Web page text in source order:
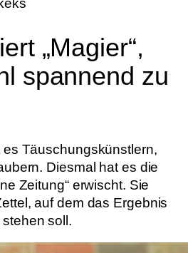
„Magier“,
spannend zu
Täuschungskünstlern,
Diesmal hat es die
Zeitung“ erwischt. Sie
auf dem das Ergebnis
soll.